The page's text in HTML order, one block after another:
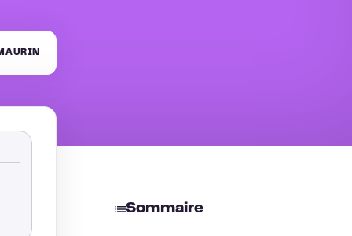
Sommaire